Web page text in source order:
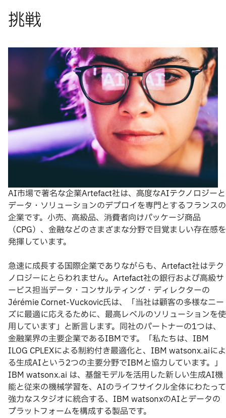
AI市場で著名な企業Artefact社は、高度なAIテクノロジーと
データ・ソリューションのデプロイを専門とするフランスの
企業です。小売、高級品、消費者向けパッケージ商品
（CPG）、金融などのさまざまな分野で目覚ましい存在感を
発揮しています。
急速に成長する国際企業でありながらも、Artefact社はテク
ノロジーにとらわれません。Artefact社の銀行および高級サ
ービス担当データ・コンサルティング・ディレクターの
Jérémie Cornet-Vuckovic氏は、「当社は顧客の多様なニー
ズに最適に応えるために、最高レベルのソリューションを使
用しています」と断言します。同社のパートナーの1つは、
金融業界の主要企業であるIBMです。「私たちは、IBM
ILOG CPLEXによる制約付き最適化と、IBM watsonx.aiによ
る生成AIという2つの主要分野でIBMと協力しています。」
IBM watsonx.ai は、基盤モデルを活用した新しい生成AI機
能と従来の機械学習を、AIのライフサイクル全体にわたって
強力なスタジオに統合する、IBM watsonxのAIとデータの
プラットフォームを構成する製品です。